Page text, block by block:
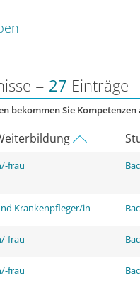
= 27 Einträge
bekommen Sie
frau
Krankenpfleger/in
frau
frau